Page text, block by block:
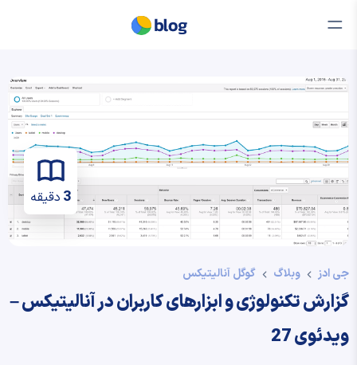
3 دقیقه
جی ادز وبلاگ گوگل آنالیتیکس
گزارش تکنولوژی و ابزارهای کاربران در آنالیتیکس –
ویدئوی 27